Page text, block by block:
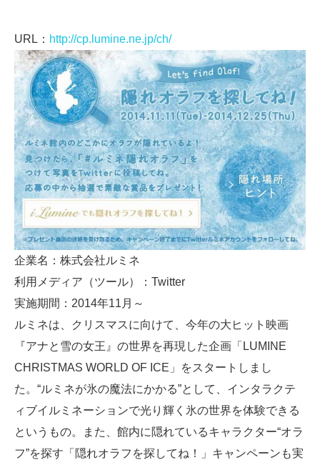
URL： http://cp.lumine.ne.jp/ch/
企業名：株式会社ルミネ
利用メディア（ツール）：Twitter
実施期間：2014年11月～
ルミネは、クリスマスに向けて、今年の大ヒット映画
『アナと雪の女王』の世界を再現した企画「LUMINE
CHRISTMAS WORLD OF ICE」をスタートしまし
た。“ルミネが氷の魔法にかかる”として、インタラクテ
ィブイルミネーションで光り輝く氷の世界を体験できる
というもの。また、館内に隠れているキャラクター“オラ
フ”を探す「隠れオラフを探してね！」キャンペーンも実